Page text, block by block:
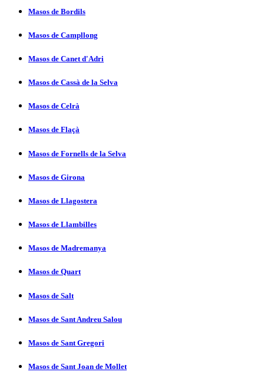
Masos de Bordils
Masos de Campllong
Masos de Canet d'Adri
Masos de Cassà de la Selva
Masos de Celrà
Masos de Flaçà
Masos de Fornells de la Selva
Masos de Girona
Masos de Llagostera
Masos de Llambilles
Masos de Madremanya
Masos de Quart
Masos de Salt
Masos de Sant Andreu Salou
Masos de Sant Gregori
Masos de Sant Joan de Mollet